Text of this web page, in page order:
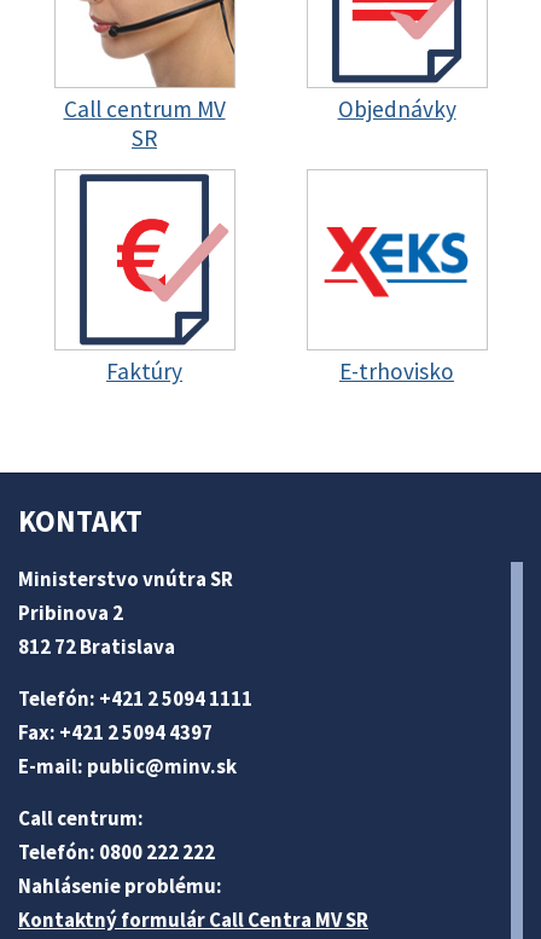
Call centrum MV
SR
Objednávky
Faktúry E-trhovisko
KONTAKT
Ministerstvo vnútra SR
Pribinova 2
812 72 Bratislava
Telefón: +421 2 5094 1111
Fax: +421 2 5094 4397
E-mail: public@minv.sk
Call centrum:
Telefón: 0800 222 222
Nahlásenie problému:
Kontaktný formulár Call Centra MV SR